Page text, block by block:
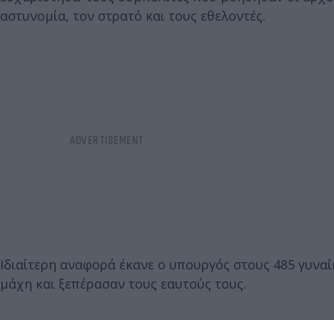
αστυνομία, τον στρατό και τους εθελοντές.
Ιδιαίτερη αναφορά έκανε ο υπουργός στους 485
μάχη και ξεπέρασαν τους εαυτούς τους.